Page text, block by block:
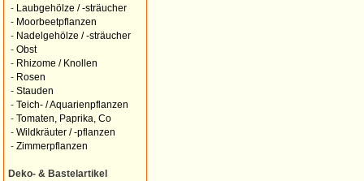
-
Laubgehölze / -sträucher
- Moorbeetpflanzen
- Nadelgehölze / -sträucher
- Obst
- Rhizome / Knollen
- Rosen
- Stauden
- Teich- / Aquarienpflanzen
- Tomaten, Paprika, Co
- Wildkräuter / -pflanzen
- Zimmerpflanzen
Deko- & Bastelartikel